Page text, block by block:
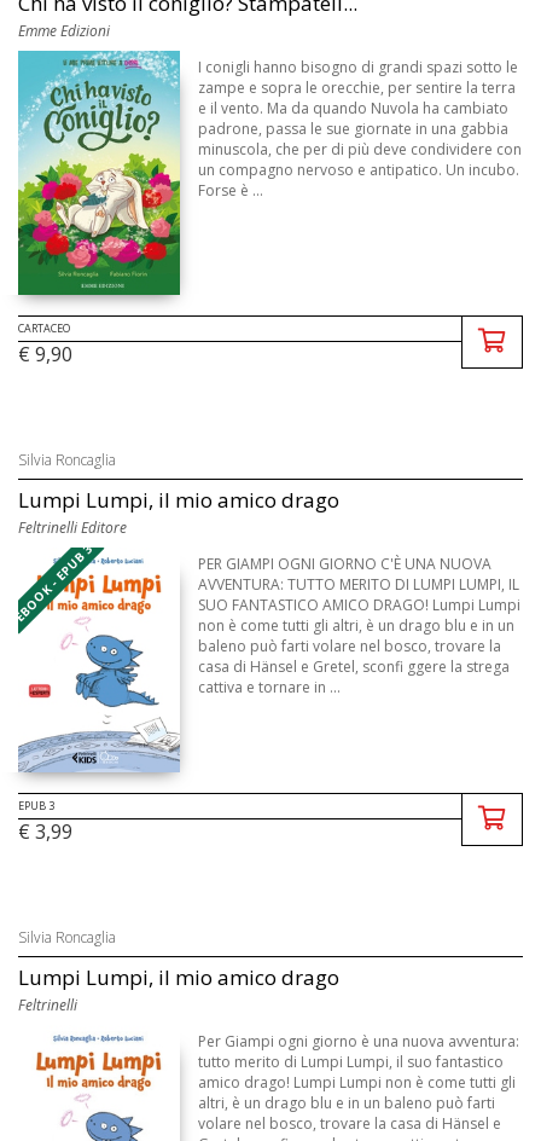
Emme Edizioni
I conigli hanno bisogno di grandi spazi sotto le
zampe e sopra le orecchie, per sentire la terra
e il vento. Ma da quando Nuvola ha cambiato
padrone, passa le sue giornate in una gabbia
minuscola, che per di più deve condividere con
un compagno nervoso e antipatico. Un incubo.
Forse è ...
CARTACEO
€ 9,90
Silvia Roncaglia
Lumpi Lumpi, il mio amico drago
Feltrinelli Editore
EBOOK - EPUB 3
PER GIAMPI OGNI GIORNO C'È UNA NUOVA
AVVENTURA: TUTTO MERITO DI LUMPI LUMPI, IL
SUO FANTASTICO AMICO DRAGO! Lumpi Lumpi
non è come tutti gli altri, è un drago blu e in un
baleno può farti volare nel bosco, trovare la
casa di Hänsel e Gretel, sconfi ggere la strega
cattiva e tornare in ...
EPUB 3
€ 3,99
Silvia Roncaglia
Lumpi Lumpi, il mio amico drago
Feltrinelli
Per Giampi ogni giorno è una nuova avventura:
tutto merito di Lumpi Lumpi, il suo fantastico
amico drago! Lumpi Lumpi non è come tutti gli
altri, è un drago blu e in un baleno può farti
volare nel bosco, trovare la casa di Hänsel e